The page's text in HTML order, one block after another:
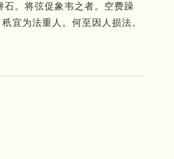
石。 将弦促象韦之者。 空费躁
秖宜为法重人。 何至因人损法。